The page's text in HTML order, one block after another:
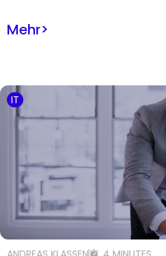
Mehr>
IT